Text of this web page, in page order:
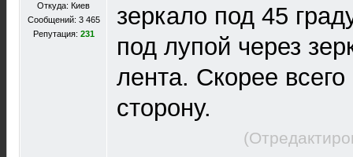
Откуда: Киев
Сообщений: 3 465
Репутация: 231
зеркало под 45
под лупой через
лента. Скорее
сторону.